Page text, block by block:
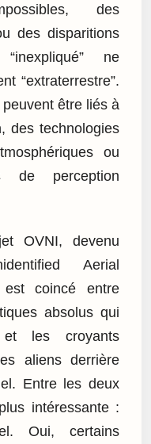
des
des disparitions
ne
“extraterrestre”.
être liés à
des technologies
ou
de perception
OVNI, devenu
Aerial
est coincé entre
absolus qui
et les croyants
aliens derrière
Entre les deux
intéressante :
Oui, certains